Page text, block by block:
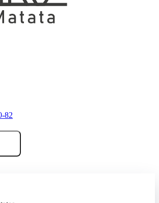
82